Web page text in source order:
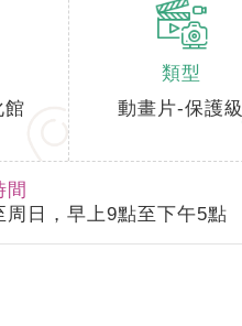
館
類型
動畫片-保護級
間
周日，早上9點至下午5點